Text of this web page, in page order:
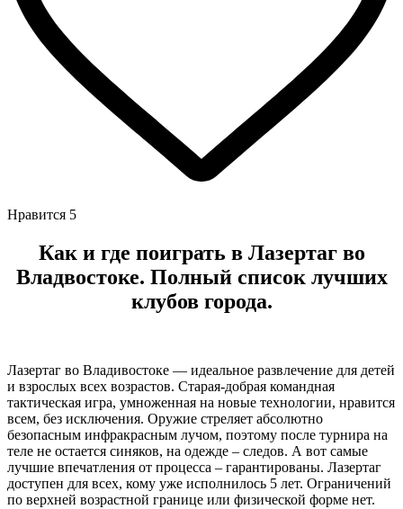
Нравится 5
Как и где поиграть в Лазертаг во
Владвостоке. Полный список лучших
клубов города.
Лазертаг во Владивостоке — идеальное развлечение для детей
и взрослых всех возрастов. Старая-добрая командная
тактическая игра, умноженная на новые технологии, нравится
всем, без исключения. Оружие стреляет абсолютно
безопасным инфракрасным лучом, поэтому после турнира на
теле не остается синяков, на одежде – следов. А вот самые
лучшие впечатления от процесса – гарантированы. Лазертаг
доступен для всех, кому уже исполнилось 5 лет. Ограничений
по верхней возрастной границе или физической форме нет.